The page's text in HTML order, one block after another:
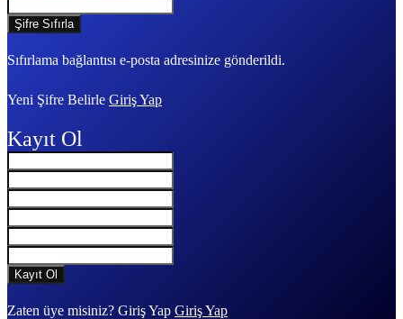
Sıfırlama bağlantısı e-posta adresinize gönderildi.
Yeni Şifre Belirle Giriş Yap
Kayıt Ol
Zaten üye misiniz? Giriş Yap Giriş Yap